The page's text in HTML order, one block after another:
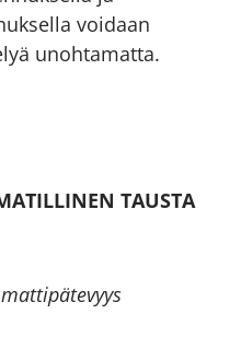
voidaan
unohtamatta.
TAUSTA